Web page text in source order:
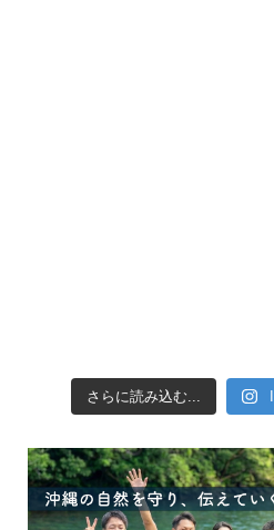
さらに読み込む...